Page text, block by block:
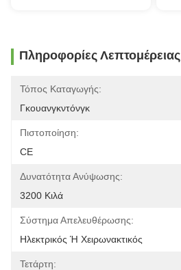
Πληροφορίες Λεπτομέρειας
Τόπος Καταγωγής:
Γκουανγκντόνγκ
Πιστοποίηση:
CE
Δυνατότητα Ανύψωσης:
3200 Κιλά
Σύστημα Απελευθέρωσης:
Ηλεκτρικός Ή Χειρωνακτικός
Τετάρτη: